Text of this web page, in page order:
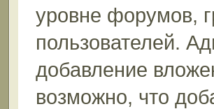
уровне форумов,
пользователей.
добавление
возможно, что